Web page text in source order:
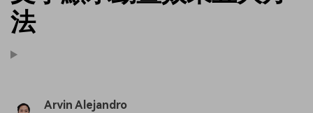
法
Arvin Alejandro